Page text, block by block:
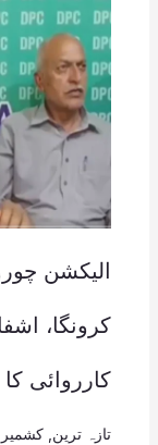
الیکشن
کرونگا،
کارروائی کا
تازہ ترین کشمیر